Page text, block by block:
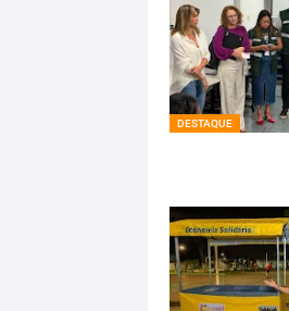
DESTAQUE